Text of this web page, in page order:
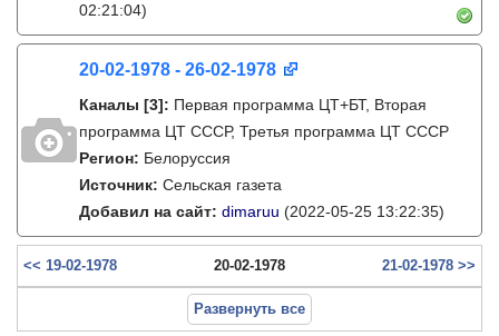
02:21:04)
20-02-1978 - 26-02-1978
Каналы [3]: Первая программа ЦТ+БТ, Вторая
программа ЦТ ССCР, Третья программа ЦТ ССCР
Регион: Белоруссия
Источник: Сельская газета
Добавил на сайт: dimaruu (2022-05-25 13:22:35)
<< 19-02-1978 20-02-1978 21-02-1978 >>
Развернуть все